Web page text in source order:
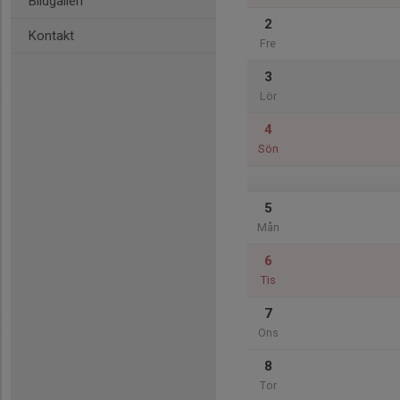
Kontakt
2
Fre
3
Lör
4
Sön
5
Mån
6
Tis
7
Ons
8
Tor